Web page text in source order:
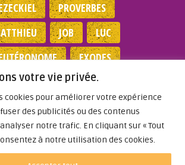
votre vie privée.
cookies pour améliorer votre expérience
des publicités ou des contenus
notre trafic. En cliquant sur « Tout
à notre utilisation des cookies.
PROVERBES
JOB
LUC
EXODES
JEAN 1 SAMUEL
légales|Politique de
|Partenaires|Dieu A Agi
Dans ma Vie
© 2026